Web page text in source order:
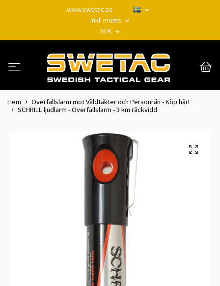
www.swetac.se
Inkl. moms
SEK
Hem
Överfallslarm mot Våldtäkter och Personrån - Köp här!
SCHRILL ljudlarm - Överfallslarm - 3 km räckvidd